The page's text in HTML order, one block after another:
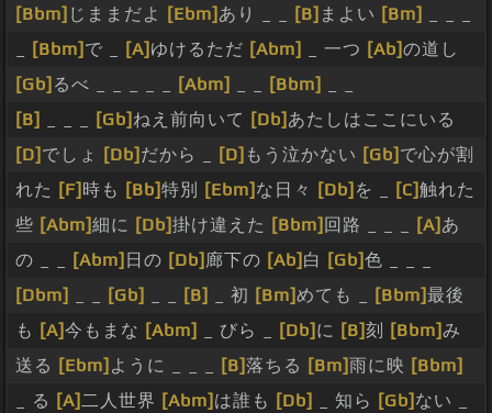
[Bbm] じままだよ [Ebm] あり _ _ [B] まよい [Bm]
[Bbm] で _ [A] ゆけるただ [Abm] _ 一つ [Ab]の道し
[Gb] るべ _ _ _ _ _ [Abm] [Bbm]
[B]
[Gb] ねえ前向いて [Db] あたしはここにいる
[D] でしょ [Db] だから _ [D] もう泣かない [Gb] で心が割
れた [F] 時も [Bb]特別 [Ebm] な日々 [Db] を _ [C]触れた
些 [Abm]細に [Db]掛け違えた [Bbm] 回路 _ _ _ [A] あ
の _ _
[Abm] 日の [Db] 廊下の [Ab] 白 [Gb]色 _ _ _
[Dbm]
[Gb] [B] _ 初 [Bm]めても _ [Bbm]最後
も [A]今もまな [Abm] _ びら _ [Db] に [B]刻 [Bbm]み
送る [Ebm] ように _ _ _ [B]落ちる [Bm]雨に映 [Bbm]
_ る [A]二人世界 [Abm] は誰も [Db] _ 知ら [Gb] ない _